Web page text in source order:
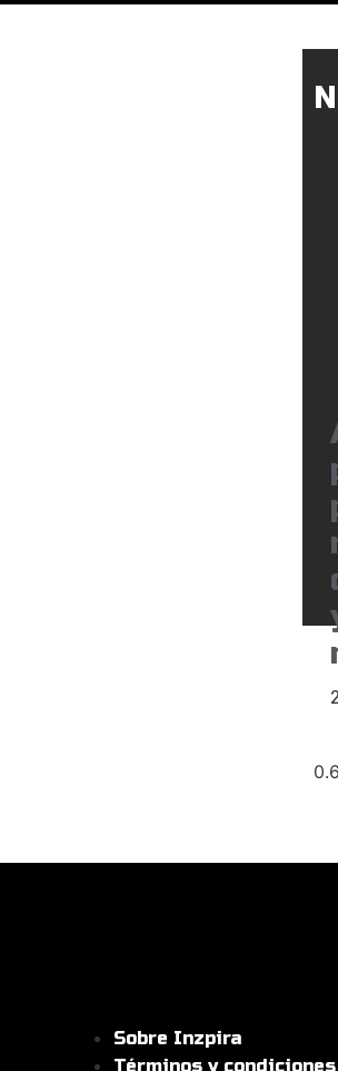
Sobre Inzpira
Términos y condiciones